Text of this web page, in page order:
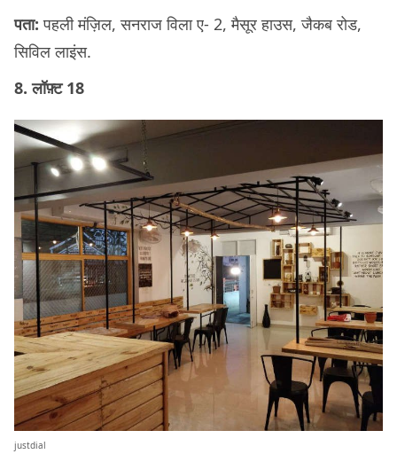
पता:पहली मंज़िल, सनराज विला ए- 2, मैसूर हाउस, जैकब रोड,
सिविल लाइंस.
8. लॉफ़्ट 18
justdial